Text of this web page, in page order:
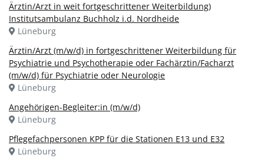
Ärztin/Arzt in weit fortgeschrittener Weiterbildung)
Institutsambulanz Buchholz i.d. Nordheide
Lüneburg
Ärztin/Arzt (m/w/d) in fortgeschrittener Weiterbildung für
Psychiatrie und Psychotherapie oder Fachärztin/Facharzt
(m/w/d) für Psychiatrie oder Neurologie
Lüneburg
Angehörigen-Begleiter:in (m/w/d)
Lüneburg
Pflegefachpersonen KPP für die Stationen E13 und E32
Lüneburg